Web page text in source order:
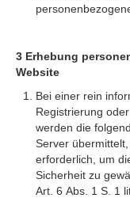
3 Erhebung
Website
Bei einer rein
Registrierung
werden die
Server
erforderlich, um
Sicherheit zu
Art. 6 Abs. 1 S. 1